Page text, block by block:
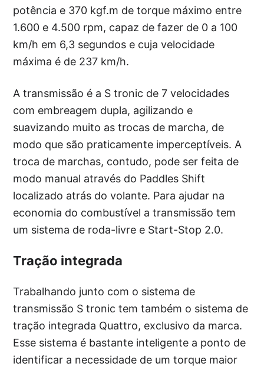
potência e 370 kgf.m de torque máximo entre
1.600 e 4.500 rpm, capaz de fazer de 0 a 100
km/h em 6,3 segundos e cuja velocidade
máxima é de 237 km/h.
A transmissão é a S tronic de 7 velocidades
com embreagem dupla, agilizando e
suavizando muito as trocas de marcha, de
modo que são praticamente imperceptíveis. A
troca de marchas, contudo, pode ser feita de
modo manual através do Paddles Shift
localizado atrás do volante. Para ajudar na
economia do combustível a transmissão tem
um sistema de roda-livre e Start-Stop 2.0.
Tração integrada
Trabalhando junto com o sistema de
transmissão S tronic tem também o sistema de
tração integrada Quattro, exclusivo da marca.
Esse sistema é bastante inteligente a ponto de
identificar a necessidade de um torque maior